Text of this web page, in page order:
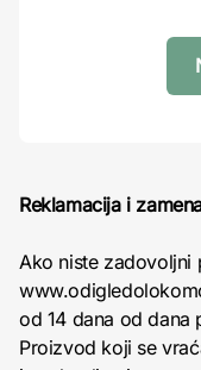
Reklamacija i
Ako niste zadovoljni
od 14 dana od dana
Proizvod koji se